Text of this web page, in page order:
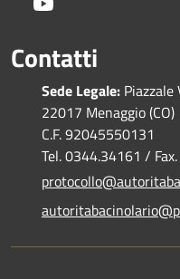
Contatti
Sede Legale:
22017 Menaggio (CO)
C.F. 92045550131
Tel. 0344.34161 /